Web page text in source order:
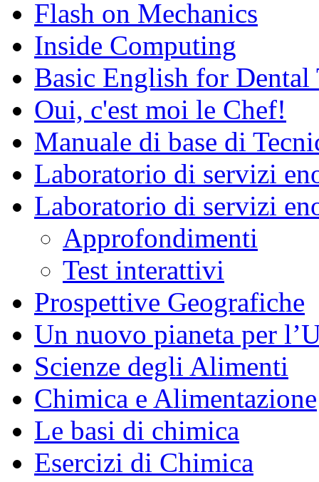
Flash on Mechanics
Inside Computing
Basic English for Dental
Oui, c'est moi le Chef!
Manuale di base di
Laboratorio di servizi
Laboratorio di servizi
Approfondimenti
Test interattivi
Prospettive Geografiche
Un nuovo pianeta per
Scienze degli Alimenti
Chimica e Alimentazione
Le basi di chimica
Esercizi di Chimica